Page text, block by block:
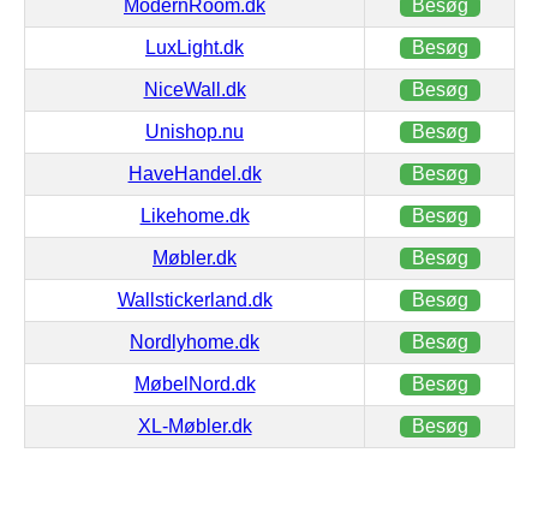
ModernRoom.dk Besøg
LuxLight.dk Besøg
NiceWall.dk Besøg
Unishop.nu Besøg
HaveHandel.dk Besøg
Likehome.dk Besøg
Møbler.dk Besøg
Wallstickerland.dk Besøg
Nordlyhome.dk Besøg
MøbelNord.dk Besøg
XL-Møbler.dk Besøg